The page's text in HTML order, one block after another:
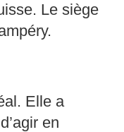
Le siège
Elle a
en